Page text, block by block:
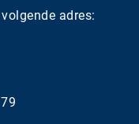
adres: